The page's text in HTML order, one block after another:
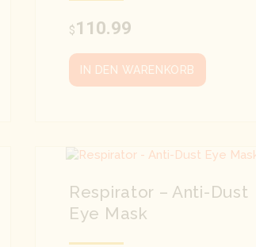
$110.99
IN DEN WARENKORB
Respirator – Anti-Dust
Eye Mask